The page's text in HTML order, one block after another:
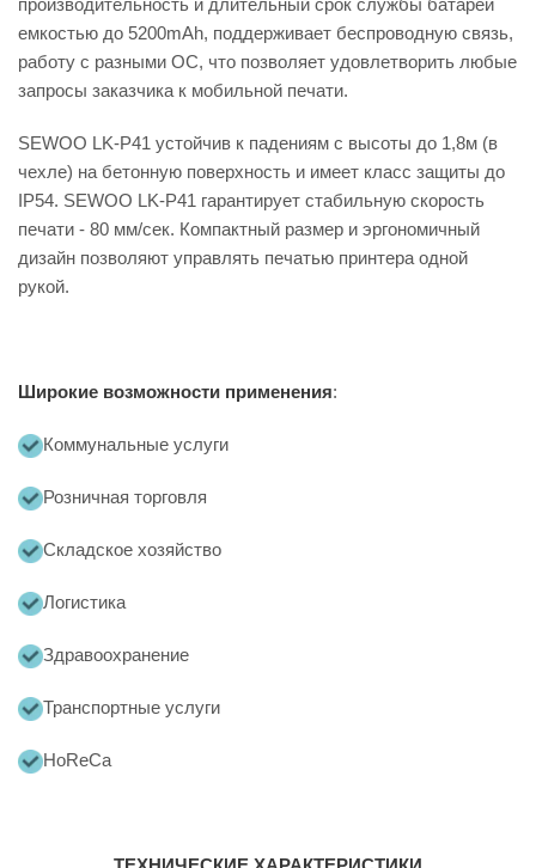
производительность и длительный срок службы батареи
емкостью до 5200mAh, поддерживает беспроводную связь,
работу с разными ОС, что позволяет удовлетворить любые
запросы заказчика к мобильной печати.
SEWOO LK-P41 устойчив к падениям с высоты до 1,8м (в
чехле) на бетонную поверхность и имеет класс защиты до
IP54. SEWOO LK-P41 гарантирует стабильную скорость
печати - 80 мм/сек. Компактный размер и эргономичный
дизайн позволяют управлять печатью принтера одной
рукой.
Широкие возможности применения:
Коммунальные услуги
Розничная торговля
Складское хозяйство
Логистика
Здравоохранение
Транспортные услуги
HoReCa